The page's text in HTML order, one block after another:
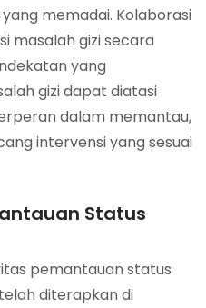
memadai. Kolaborasi
masalah gizi secara
yang
gizi dapat diatasi
dalam memantau,
intervensi yang sesuai
Status
pemantauan status
diterapkan di